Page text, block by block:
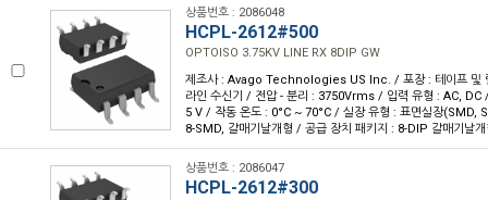
상품번호 : 2086048
HCPL-2612#500
OPTOISO 3.75KV LINE RX 8DIP GW
제조사 : Avago Technologies US Inc. / 포장 : 테이프 및
라인 수신기 / 전압 - 분리 : 3750Vrms / 입력 유형 : AC, DC
5 V / 작동 온도 : 0°C ~ 70°C / 실장 유형 : 표면실장(SMD,
8-SMD, 갈매기날개형 / 공급 장치 패키지 : 8-DIP 갈매기날개
상품번호 : 2086047
HCPL-2612#300